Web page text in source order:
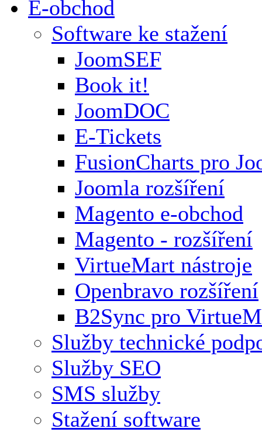
E-obchod
Software ke stažení
JoomSEF
Book it!
JoomDOC
E-Tickets
FusionCharts pro
Joomla rozšíření
Magento e-obchod
Magento - rozšíření
VirtueMart nástroje
Openbravo rozšíření
B2Sync pro
Služby technické
Služby SEO
SMS služby
Stažení software